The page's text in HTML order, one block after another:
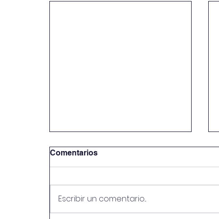
Comentarios
Escribir un comentario...